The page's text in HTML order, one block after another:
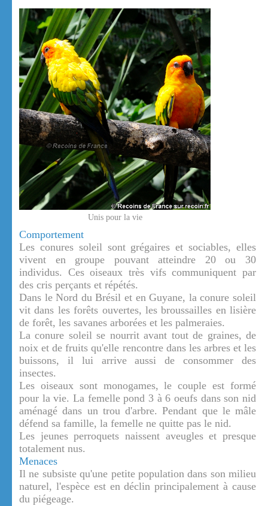
Unis pour la vie
Comportement
Les conures soleil sont grégaires et sociables, elles
vivent en groupe pouvant atteindre 20 ou 30
individus. Ces oiseaux très vifs communiquent par
des cris perçants et répétés.
Dans le Nord du Brésil et en Guyane, la conure soleil
vit dans les forêts ouvertes, les broussailles en lisière
de forêt, les savanes arborées et les palmeraies.
La conure soleil se nourrit avant tout de graines, de
noix et de fruits qu'elle rencontre dans les arbres et les
buissons, il lui arrive aussi de consommer des
insectes.
Les oiseaux sont monogames, le couple est formé
pour la vie. La femelle pond 3 à 6 oeufs dans son nid
aménagé dans un trou d'arbre. Pendant que le mâle
défend sa famille, la femelle ne quitte pas le nid.
Les jeunes perroquets naissent aveugles et presque
totalement nus.
Menaces
Il ne subsiste qu'une petite population dans son milieu
naturel, l'espèce est en déclin principalement à cause
du piégeage.